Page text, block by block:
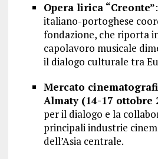
Opera lirica “Creonte”
italiano-portoghese
fondazione, che riporta
capolavoro musicale
il dialogo culturale tra
Mercato
Almaty (14-17 ottobre
per il dialogo e la
principali industrie
dell’Asia centrale.